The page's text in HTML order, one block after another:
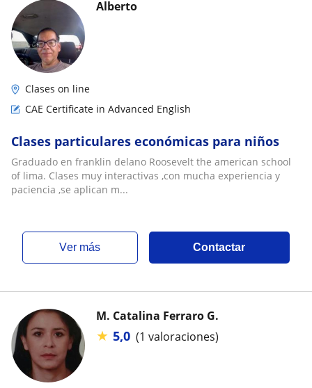
Alberto
Clases on line
CAE Certificate in Advanced English
Clases particulares económicas para niños
Graduado en franklin delano Roosevelt the american school
of lima. Clases muy interactivas ,con mucha experiencia y
paciencia ,se aplican m...
ver más Contactar
M. Catalina Ferraro G.
★ 5,0 (1 valoraciones)